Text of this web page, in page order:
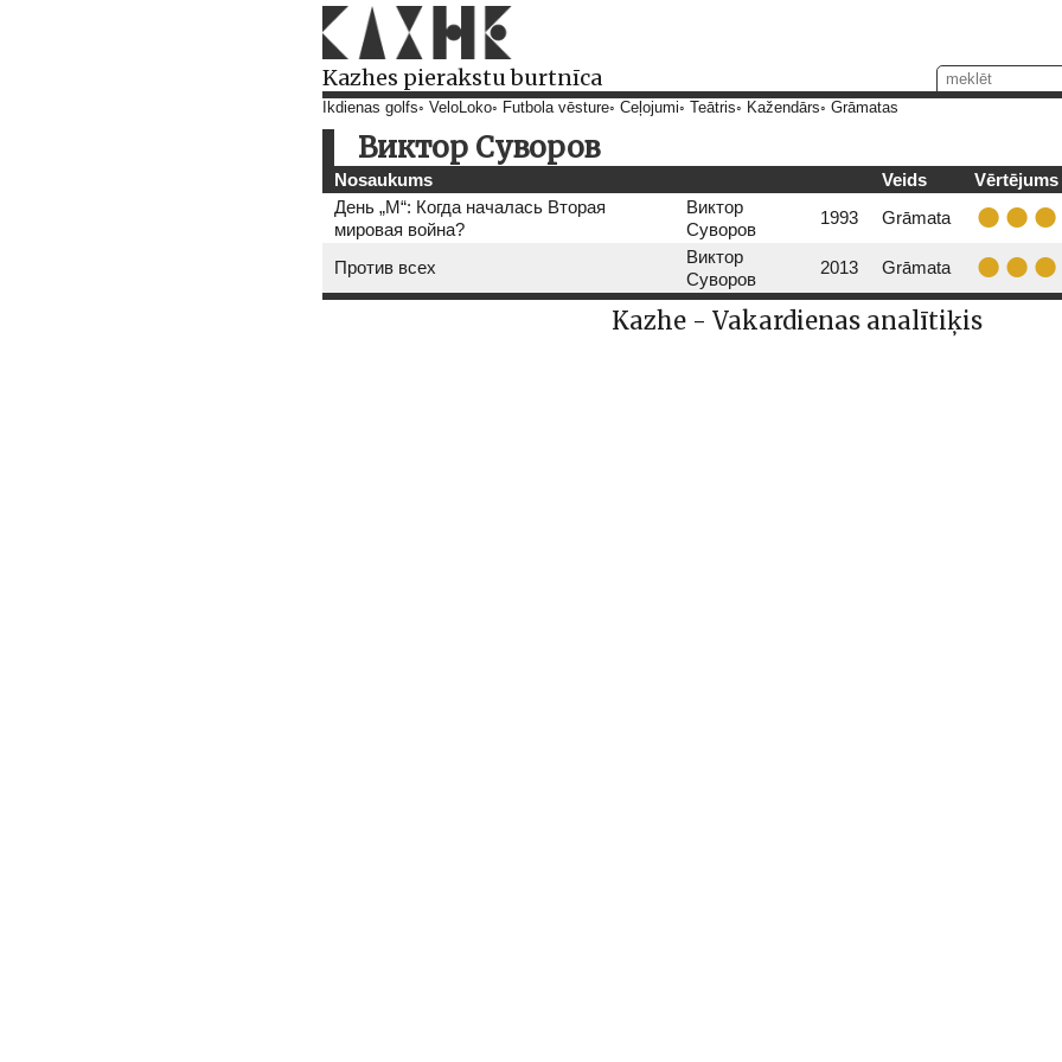
Kazhes pierakstu burtnīca
Ikdienas golfs VeloLoko Futbola vēsture Ceļojumi Teātris Kažendārs Grāmatas
Виктор Суворов
Nosaukums Veids
Vērtējums
День „М“: Когда началась Вторая
мировая война?
Виктор
Суворов
1993 Grāmata
Против всех
Виктор
Суворов
2013 Grāmata
Kazhe - Vakardienas analītiķis